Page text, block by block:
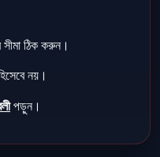
ঠিক করুন।
নয়।
পড়ুন।